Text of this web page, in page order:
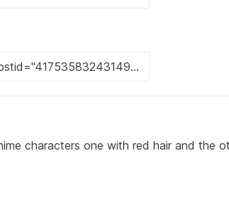
characters one with red hair and the